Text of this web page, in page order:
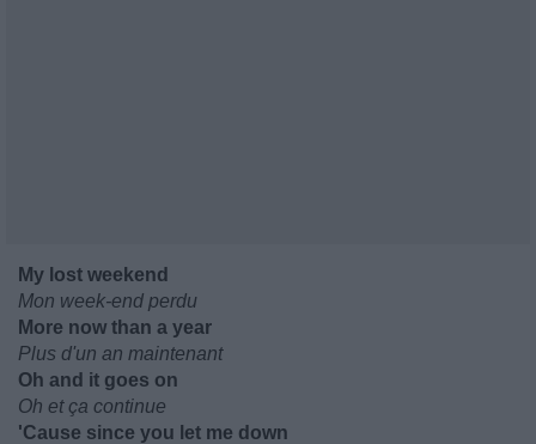
My lost weekend
Mon week-end perdu
More now than a year
Plus d'un an maintenant
Oh and it goes on
Oh et ça continue
'Cause since you let me down